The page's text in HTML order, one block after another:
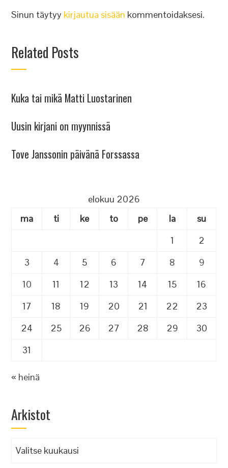
Sinun täytyy kirjautua sisään kommentoidaksesi.
Related Posts
Kuka tai mikä Matti Luostarinen
Uusin kirjani on myynnissä
Tove Janssonin päivänä Forssassa
elokuu 2026
ma
ti ke to pe la
su
1
2
3
4 5 6 7 8
9
10
11 12 13 14 15
16
17
18 19 20 21 22
23
24
25 26 27 28 29
30
31
« heinä
Arkistot
Arkistot